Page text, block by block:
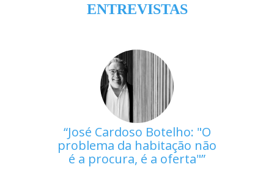
ENTREVISTAS
José Cardoso Botelho: "O
problema da habitação não
é a procura, é a oferta"